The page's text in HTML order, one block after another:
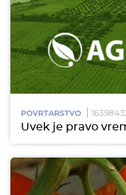
POVRTARSTVO
Uvek je pravo